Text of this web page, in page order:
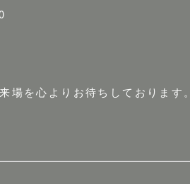
場を心よりお待ちしております。